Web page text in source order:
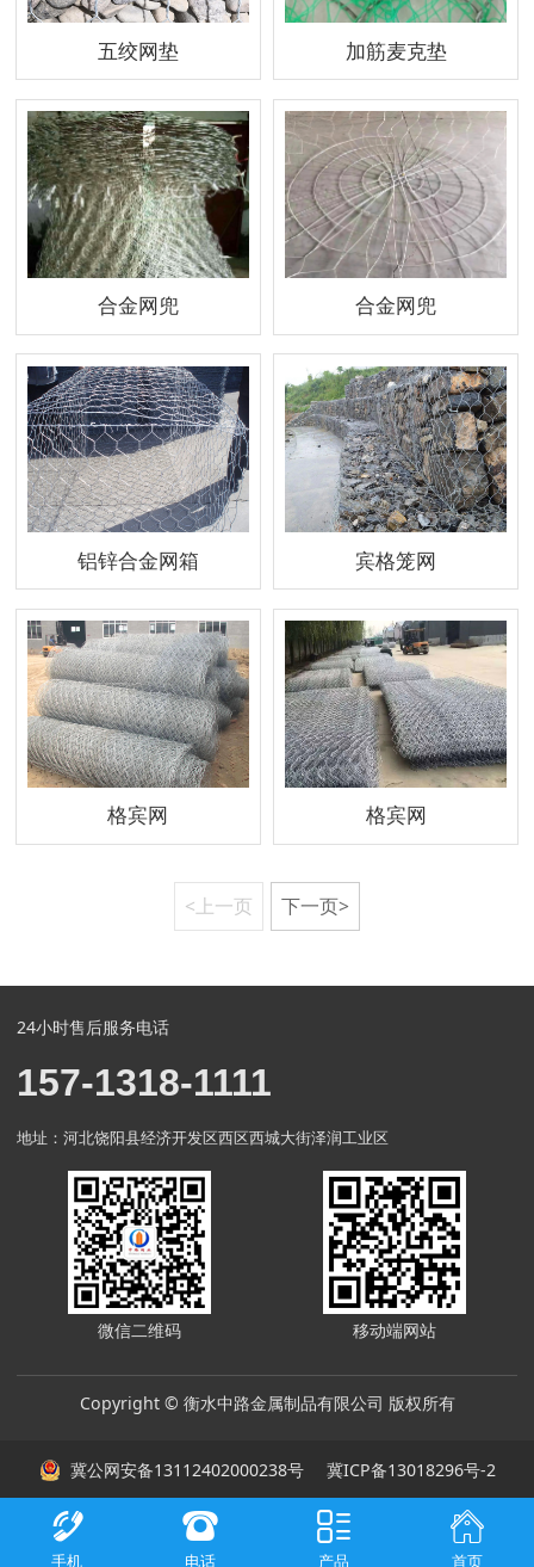
五绞网垫 加筋麦克垫
合金网兜 合金网兜
铝锌合金网箱 宾格笼网
格宾网 格宾网
<上一页 下一页>
24小时售后服务电话
157-1318-1111
地址：河北饶阳县经济开发区西区西城大街泽润工业区
微信二维码 移动端网站
Copyright © 衡水中路金属制品有限公司 版权所有
冀公网安备13112402000238号 冀ICP备13018296号-2
手机 电话 产品 首页